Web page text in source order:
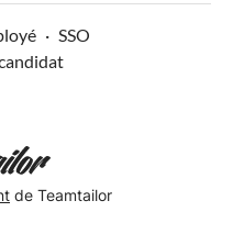
· SSO
de Teamtailor